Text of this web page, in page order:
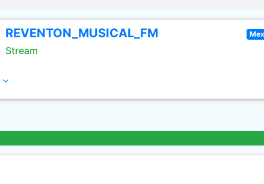
REVENTON_MUSICAL_FM
Stream